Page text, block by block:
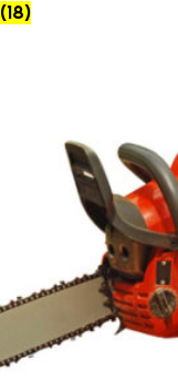
(18)